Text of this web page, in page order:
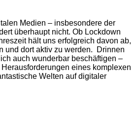
Medien – insbesondere der
überhaupt nicht. Ob Lockdown
hält uns erfolgreich davon ab,
und dort aktiv zu werden. Drinnen
auch wunderbar beschäftigen –
eines komplexen
Welten auf digitaler